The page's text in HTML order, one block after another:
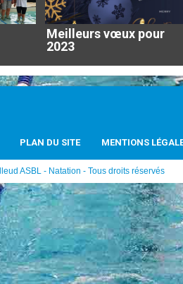
Meilleurs vœux pour
2023
PLAN DU SITE MENTIONS
ASBL - Natation - Tous droits réservés